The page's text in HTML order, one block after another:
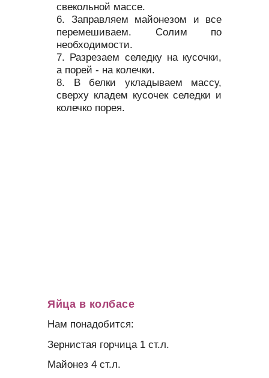
свекольной массе.
Заправляем майонезом и все
перемешиваем. Солим по
необходимости.
Разрезаем селедку на кусочки,
а порей - на колечки.
В белки укладываем массу,
сверху кладем кусочек селедки и
колечко порея.
Яйца в колбасе
Нам понадобится:
Зернистая горчица 1 ст.л.
Майонез 4 ст.л.